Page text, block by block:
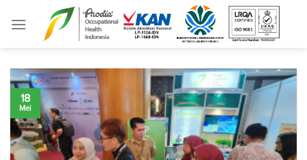
18
Mei